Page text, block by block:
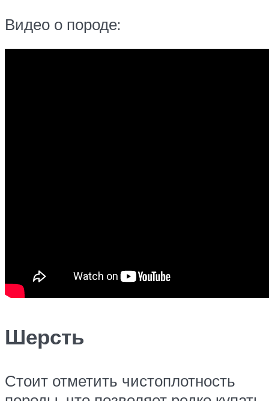
Видео о породе:
Шерсть
Стоит отметить чистоплотность